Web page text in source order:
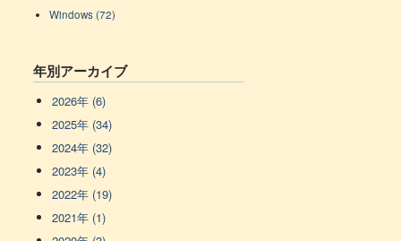
Windows (72)
年別アーカイブ
2026年 (6)
2025年 (34)
2024年 (32)
2023年 (4)
2022年 (19)
2021年 (1)